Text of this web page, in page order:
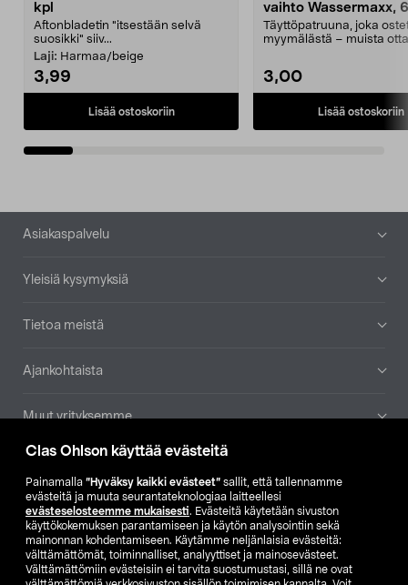
Clas Ohlson käyttää evästeitä
Painamalla ”Hyväksy kaikki evästeet” sallit, että tallennamme
evästeitä ja muuta seurantateknologiaa laitteellesi
evästeselosteemme mukaisesti. Evästeitä käytetään sivuston
käyttökokemuksen parantamiseen ja käytön analysointiin sekä
mainonnan kohdentamiseen. Käytämme neljänlaisia evästeitä:
välttämättömät, toiminnalliset, analyyttiset ja mainosevästeet.
Välttämättömiin evästeisiin ei tarvita suostumustasi, sillä ne ovat
kpl
Aftonbladetin "itsestään selvä
suosikki" siiv...
Laji: Harmaa/beige
3,99
Lisää ostoskoriin
vaihto Wassermaxx,
Täyttöpatruuna, joka
myymälästä – muista
3,00
Lisää ostoskoriin
Alatunniste
Asiakaspalvelu
Yleisiä kysymyksiä
Tietoa meistä
Ajankohtaista
Muut yrityksemme
Etsi myymälä
SE NO FI
FI SV